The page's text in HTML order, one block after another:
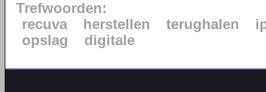
Trefwoorden:
recuva
herstellen terughalen
opslag
digitale